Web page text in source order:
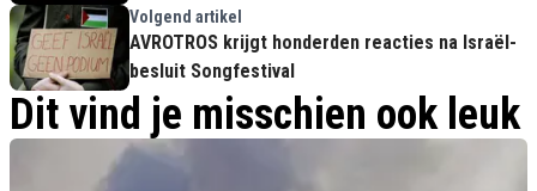
meningsuiting”
Volgend artikel
AVROTROS krijgt honderden reacties na Israël-
besluit Songfestival
Dit vind je misschien ook leuk